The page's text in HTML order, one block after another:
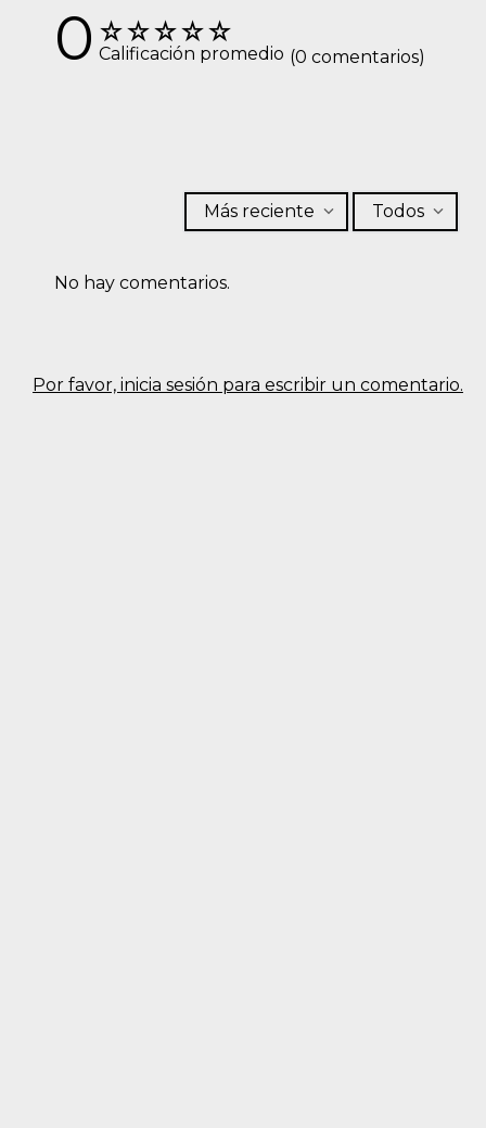
☆☆☆☆☆
0 Calificación promedio (0 comentarios)
Por favor, inicia sesión para escribir un comentario.
Más reciente Todos
No hay comentarios.